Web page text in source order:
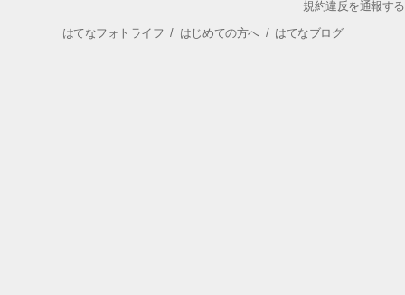
規約違反を通報する
はてなフォトライフ / はじめての方へ/ はてなブログ